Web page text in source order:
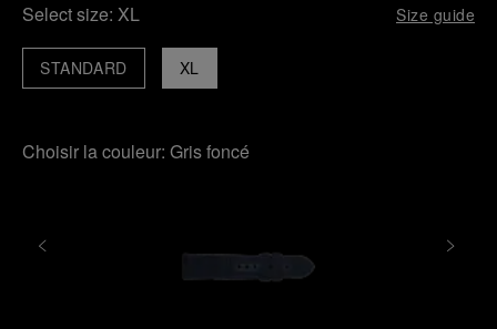
Select size: XL Size guide
XL
STANDARD
Choisir la couleur: Gris foncé